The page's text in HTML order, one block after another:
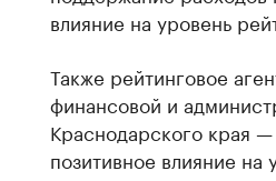
влияние на уровень
Также рейтинговое
финансовой и
Краснодарского края
позитивное влияние на